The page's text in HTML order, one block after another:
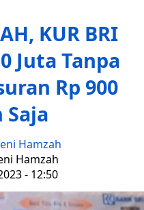
KUR BRI
Juta Tanpa
Rp 900
Saja
Hamzah
Hamzah
- 12:50